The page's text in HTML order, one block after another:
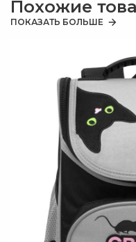
пожеланиями,
Похожие
ПОКАЗАТЬ БОЛЬШЕ